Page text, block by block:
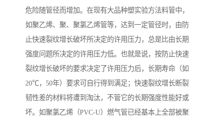
危险随管径而增加。在现有大品种塑实验方法料管中，
如聚乙烯、聚、聚氯乙烯管等，达到一定管径时，由防
止快速裂纹增长破坏所决定的许用压力，总是比由长期
强度问题所决定的许用压力低。也就是说，按防止快速
裂纹增长破坏的要求决定了许用压力后，长期寿命（如
20℃，50年）要求可自行得到满足；快速裂纹增长断裂
韧性差的材料将遭到淘汰，不管它的长期强度性能好或
坏。如聚氯乙烯（PVC-U）燃气管已经基本上全部被聚